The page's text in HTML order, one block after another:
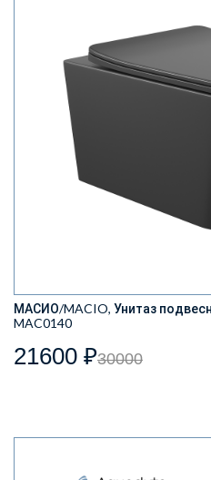
МАСИО/MACIO, Унитаз
MAC0140
21600 ₽30000